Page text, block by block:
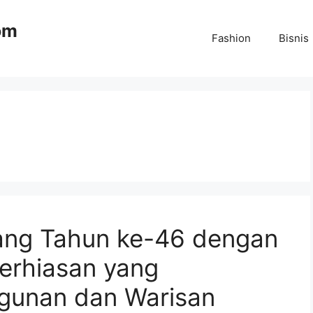
Fashion Bisnis
Tahun ke-46 dengan
yang
dan Warisan